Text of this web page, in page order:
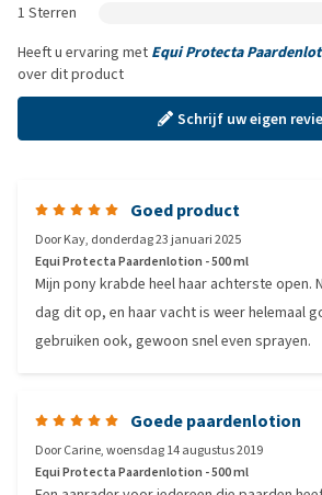
1 Sterren
Heeft u ervaring met Equi Protecta
over dit product
Schrijf uw eigen
Goed product
DoorKay, donderdag 23 januari 2025
Equi Protecta Paardenlotion - 500 ml
Mijn pony krabde heel haar achterste open.
dag dit op, en haar vacht is weer helemaal
gebruiken ook, gewoon snel even sprayen.
Goede paardenlotion
DoorCarine,woensdag 14 augustus 2019
Equi Protecta Paardenlotion - 500 ml